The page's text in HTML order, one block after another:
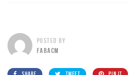
POSTED BY
FABACM